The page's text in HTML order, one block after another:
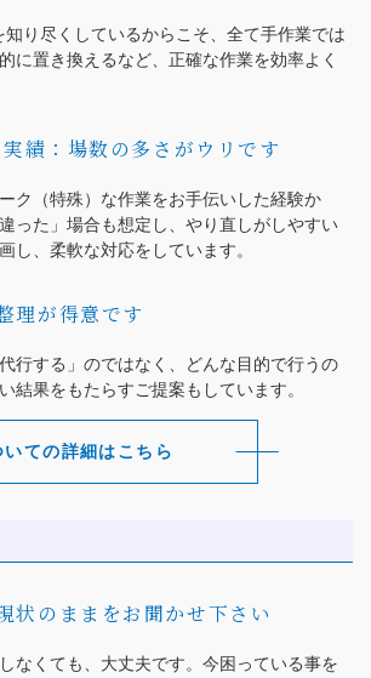
知り尽くしているからこそ、全て手作業では
に置き換えるなど、正確な作業を効率よく
績：場数の多さがウリです
ク（特殊）な作業をお手伝いした経験か
った」場合も想定し、やり直しがしやすい
し、柔軟な対応をしています。
理が得意です
行する」のではなく、どんな目的で行うの
結果をもたらすご提案もしています。
いての詳細はこちら
状のままをお聞かせ下さい
なくても、大丈夫です。今困っている事を